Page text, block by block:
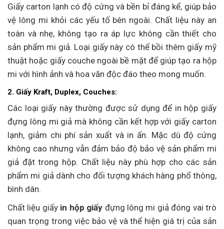
Giấy carton lạnh có độ cứng và bền bỉ đáng kể, giúp bảo
vệ lông mi khỏi các yếu tố bên ngoài. Chất liệu này an
toàn và nhẹ, không tạo ra áp lực không cần thiết cho
sản phẩm mi giả. Loại giấy này có thể bồi thêm giấy mỹ
thuật hoặc giấy couche ngoài bề mặt để giúp tạo ra hộp
mi với hình ảnh và hoa văn độc đáo theo mong muốn.
2. Giấy Kraft, Duplex, Couches:
Các loại giấy này thường được sử dụng để in hộp giấy
đựng lông mi giả mà không cần kết hợp với giấy carton
lạnh, giảm chi phí sản xuất và in ấn. Mặc dù độ cứng
không cao nhưng vẫn đảm bảo độ bảo vệ sản phẩm mi
giả đặt trong hộp. Chất liệu này phù hợp cho các sản
phẩm mi giả dành cho đối tượng khách hàng phổ thông,
bình dân.
Chất liệu giấy in hộp giấy đựng lông mi giả đóng vai trò
quan trọng trong việc bảo vệ và thể hiện giá trị của sản